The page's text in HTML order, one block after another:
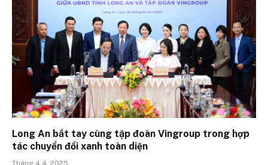
Long An bắt tay cùng tập đoàn Vingroup trong hợp
tác chuyển đổi xanh toàn diện